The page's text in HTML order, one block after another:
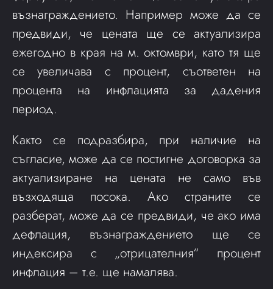
възнаграждението. Например може да се
предвиди, че цената ще се актуализира
ежегодно в края на м. октомври, като тя ще
се увеличава с процент, съответен на
процента на инфлацията за дадения
период.
Както се подразбира, при наличие на
съгласие, може да се постигне договорка за
актуализиране на цената не само във
възходяща посока. Ако страните се
разберат, може да се предвиди, че ако има
дефлация, възнаграждението ще се
индексира с „отрицателния“ процент
инфлация – т.е. ще намалява.